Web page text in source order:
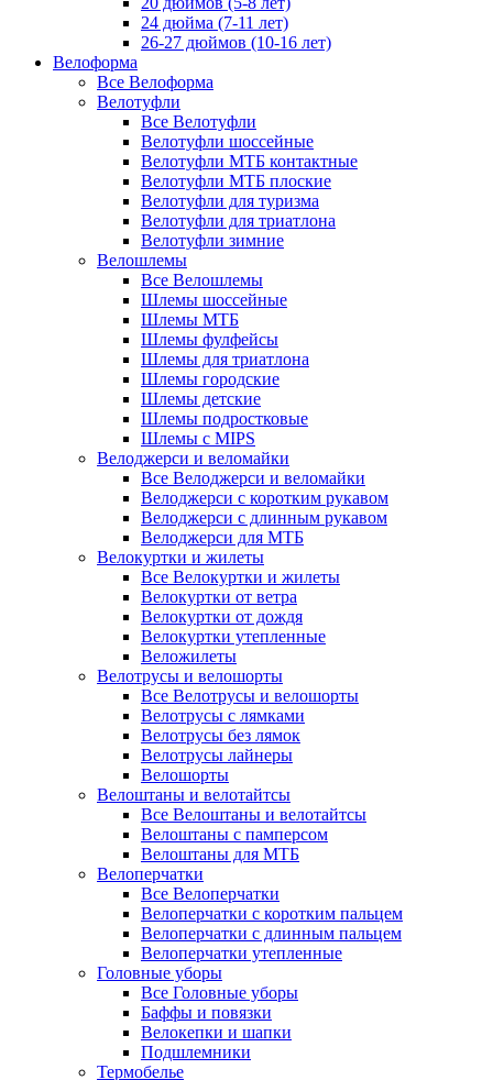
24 дюйма (7-11 лет)
26-27 дюймов (10-16 лет)
Велоформа
Все Велоформа
Велотуфли
Все Велотуфли
Велотуфли шоссейные
Велотуфли МТБ контактные
Велотуфли МТБ плоские
Велотуфли для туризма
Велотуфли для триатлона
Велотуфли зимние
Велошлемы
Все Велошлемы
Шлемы шоссейные
Шлемы МТБ
Шлемы фулфейсы
Шлемы для триатлона
Шлемы городские
Шлемы детские
Шлемы подростковые
Шлемы с MIPS
Велоджерси и веломайки
Все Велоджерси и веломайки
Велоджерси с коротким рукавом
Велоджерси с длинным рукавом
Велоджерси для МТБ
Велокуртки и жилеты
Все Велокуртки и жилеты
Велокуртки от ветра
Велокуртки от дождя
Велокуртки утепленные
Веложилеты
Велотрусы и велошорты
Все Велотрусы и велошорты
Велотрусы с лямками
Велотрусы без лямок
Велотрусы лайнеры
Велошорты
Велоштаны и велотайтсы
Все Велоштаны и велотайтсы
Велоштаны с памперсом
Велоштаны для МТБ
Велоперчатки
Все Велоперчатки
Велоперчатки с коротким пальцем
Велоперчатки с длинным пальцем
Велоперчатки утепленные
Головные уборы
Все Головные уборы
Баффы и повязки
Велокепки и шапки
Подшлемники
Термобелье